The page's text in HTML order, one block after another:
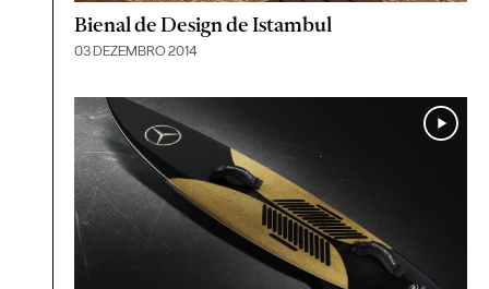
Bienal de Design de Istambul
03 DEZEMBRO 2014